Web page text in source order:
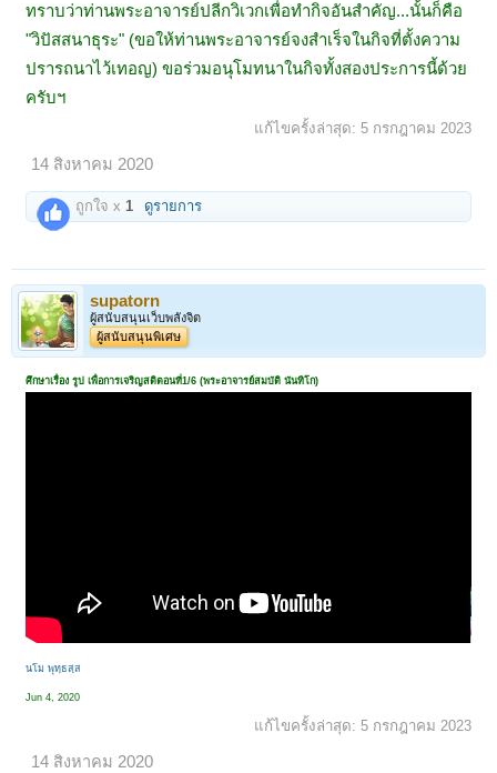
ทราบว่าท่านพระอาจารย์ปลีกวิเวกเพื่อทำกิจอันสำคัญ...นั้นก็คือ
"วิปัสสนาธุระ" (ขอให้ท่านพระอาจารย์จงสำเร็จในกิจที่ตั้งความ
ปรารถนาไว้เทอญ) ขอร่วมอนุโมทนาในกิจทั้งสองประการนี้ด้วย
ครับฯ
แก้ไขครั้งล่าสุด: 5 กรกฎาคม 2023
14 สิงหาคม 2020
ถูกใจ x1 ดูรายการ
supatorn
ผู้สนับสนุนเว็บพลังจิต
ผู้สนับสนุนพิเศษ
ศึกษาเรื่อง รูป เพื่อการเจริญสติตอนที่1/6 (พระอาจารย์สมบัติ นันทิโก)
นโม พุทฺธสฺส
Jun 4, 2020
แก้ไขครั้งล่าสุด: 5 กรกฎาคม 2023
14 สิงหาคม 2020